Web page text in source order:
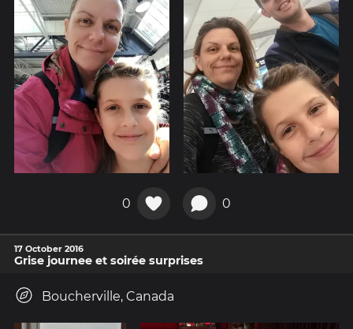
0 0
17 October 2016
Grise journee et soirée surprises
Boucherville, Canada